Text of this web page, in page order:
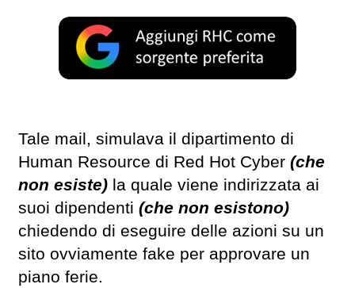
Tale mail, simulava il dipartimento di
Human Resource di Red Hot Cyber (che
non esiste) la quale viene indirizzata ai
suoi dipendenti (che non esistono)
chiedendo di eseguire delle azioni su un
sito ovviamente fake per approvare un
piano ferie.